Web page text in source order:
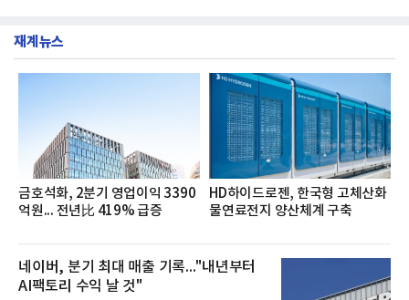
서도
영지원부 홍보팀과 2026년 새로이(e)＊가 공동 주관
쳐 진행됐다.참고로 새로이(e)는 NH농협캐피탈 MZ
세대들로(과장~계장) 구성된 자율 참여조직으로, 조
직문화 혁신과 업무 효율성 향상을 위한 다양한 활동
을 추진하며,새로운 변화와 이로운 영향력을 조직전
반에 전파하는 역할
재계뉴스
금호석화, 2분기 영업이익 3390
억원... 전년比 419% 급증
HD하이드로젠, 한국형 고체산화
물연료전지 양산체계 구축
네이버, 분기 최대 매출 기록..."내년부터
AI팩토리 수익 날 것"